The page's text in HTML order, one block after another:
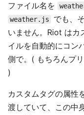
ファイル名を
weather.js
でも、
いません。Riot はカ
イルを自動的にコン
側で。( もちろんプ
)
カスタムタグの属性
渡していて、この中